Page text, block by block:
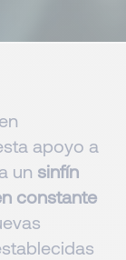
apoyo a
un sinfín
constante